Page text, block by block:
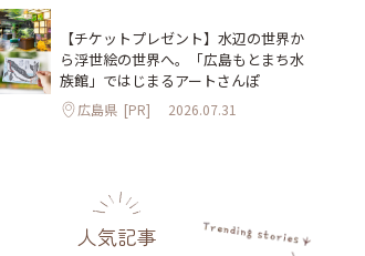
【チケットプレゼント】水辺の世界か
ら浮世絵の世界へ。「広島もとまち水
族館」ではじまるアートさんぽ
広島県 [PR] 2026.07.31
人気記事